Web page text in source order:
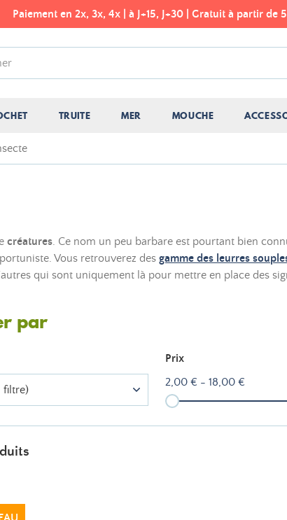
Paiement en 2x, 3x, 4x | à J+15, J+30 | Gratuit à partir de
TRUITE MER MOUCHE
créatures. Ce nom un peu barbare est pourtant bien
Vous retrouverez des gamme des leurres
qui sont uniquement là pour mettre en place des
par
filtre)
Prix
2,00 € - 18,00 €